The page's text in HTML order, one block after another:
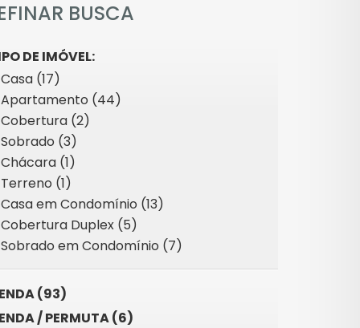
BUSCA
DE IMÓVEL:
Casa (17)
Apartamento (44)
Cobertura (2)
Sobrado (3)
Chácara (1)
Terreno (1)
Casa em Condomínio (13)
Cobertura Duplex (5)
Sobrado em Condomínio (7)
(93)
/ PERMUTA (6)